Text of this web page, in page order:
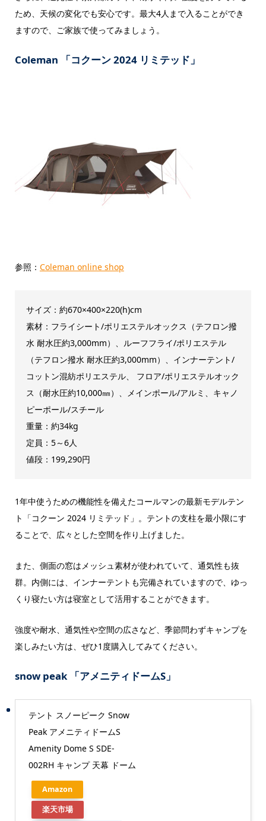
ため、天候の変化でも安心です。最大4人まで入ることができ
ますので、ご家族で使ってみましょう。
Coleman 「コクーン 2024 リミテッド」
参照： Coleman online shop
サイズ：約670×400×220(h)cm
素材：フライシート/ポリエステルオックス（テフロン撥
水 耐水圧約3,000mm）、ルーフフライ/ポリエステル
（テフロン撥水 耐水圧約3,000mm）、インナーテント/
コットン混紡ポリエステル、 フロア/ポリエステルオック
ス（耐水圧約10,000㎜）、メインポール/アルミ、キャノ
ピーポール/スチール
重量：約34kg
定員：5～6人
値段：199,290円
1年中使うための機能性を備えたコールマンの最新モデルテン
ト「コクーン 2024 リミテッド」。テントの支柱を最小限にす
ることで、広々とした空間を作り上げました。
また、側面の窓はメッシュ素材が使われていて、通気性も抜
群。内側には、インナーテントも完備されていますので、ゆっ
くり寝たい方は寝室として活用することができます。
強度や耐水、通気性や空間の広さなど、季節問わずキャンプを
楽しみたい方は、ぜひ1度購入してみてください。
snow peak 「アメニティドームS」
テント スノーピーク Snow
Peak アメニティドームS
Amenity Dome S SDE-
002RH キャンプ 天幕 ドーム
Amazon
楽天市場